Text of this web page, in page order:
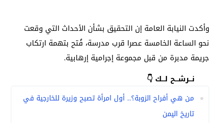
وأكدت النيابة العامة إن التحقيق بشأن الأحداث التي وقعت
نحو الساعة الخامسة عصرا قرب مدرسة، فُتح بتهمة ارتكاب
جريمة مدبرة من قبل مجموعة إجرامية إرهابية.
نــرشــح لــك 👇
من هي أفراح الزوبة؟.. أول امرأة تصبح وزيرة للخارجية في
تاريخ اليمن